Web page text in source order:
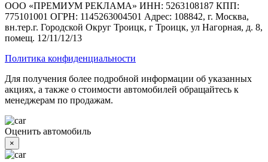
ООО «ПРЕМИУМ РЕКЛАМА» ИНН: 5263108187 КПП:
775101001 ОГРН: 1145263004501 Адрес: 108842, г. Москва,
вн.тер.г. Городской Округ Троицк, г Троицк, ул Нагорная, д. 8,
помещ. 12/11/12/13
Политика конфиденциальности
Для получения более подробной информации об указанных
акциях, а также о стоимости автомобилей обращайтесь к
менеджерам по продажам.
Оценить автомобиль
×